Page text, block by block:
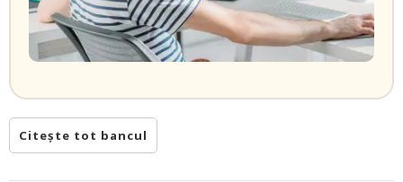
Citește tot bancul